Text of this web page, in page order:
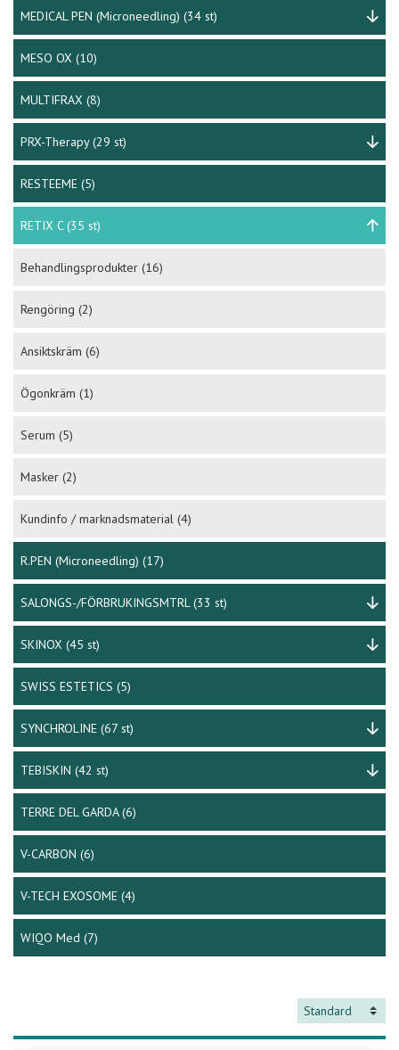
MEDICAL PEN (Microneedling) (34 st)
MESO OX(10)
MULTIFRAX(8)
PRX-Therapy (29 st)
RESTEEME(5)
RETIX C (35 st)
Behandlingsprodukter(16)
Rengöring(2)
Ansiktskräm(6)
Ögonkräm(1)
Serum(5)
Masker(2)
Kundinfo / marknadsmaterial(4)
R.PEN (Microneedling)(17)
SALONGS-/FÖRBRUKINGSMTRL (33 st)
SKINOX (45 st)
SWISS ESTETICS(5)
SYNCHROLINE (67 st)
TEBISKIN (42 st)
TERRE DEL GARDA(6)
V-CARBON(6)
V-TECH EXOSOME(4)
WIQO Med(7)